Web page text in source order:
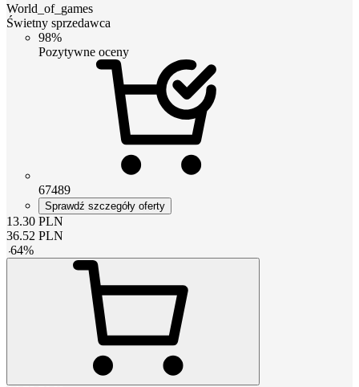
World_of_games
Świetny sprzedawca
98%
Pozytywne oceny
67489
Sprawdź szczegóły oferty
13.30 PLN
36.52 PLN
-64%